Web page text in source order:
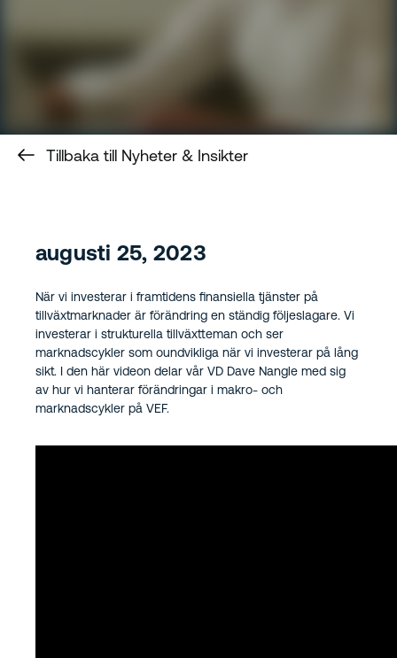
Tillbaka till Nyheter & Insikter
augusti 25, 2023
När vi investerar i framtidens finansiella tjänster på
tillväxtmarknader är förändring en ständig följeslagare. Vi
investerar i strukturella tillväxtteman och ser
marknadscykler som oundvikliga när vi investerar på lång
sikt. I den här videon delar vår VD Dave Nangle med sig
av hur vi hanterar förändringar i makro- och
marknadscykler på VEF.